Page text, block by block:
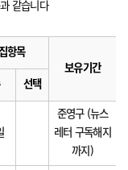
같습니다
항목
보유기간
선택
준영구 (뉴스
레터 구독해지
까지)